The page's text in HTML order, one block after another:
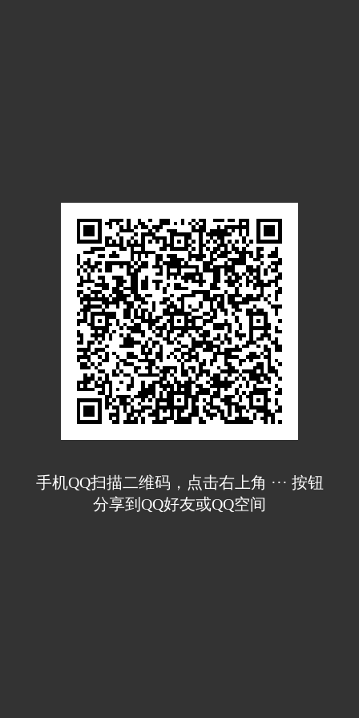
手机QQ扫描二维码，点击右上角 ··· 按钮
分享到QQ好友或QQ空间